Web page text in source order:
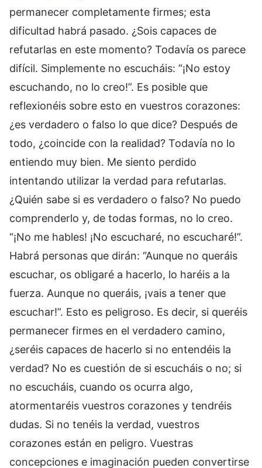
permanecer completamente firmes; esta
dificultad habrá pasado. ¿Sois capaces de
refutarlas en este momento? Todavía os parece
difícil. Simplemente no escucháis: “¡No estoy
escuchando, no lo creo!”. Es posible que
reflexionéis sobre esto en vuestros corazones:
¿es verdadero o falso lo que dice? Después de
todo, ¿coincide con la realidad? Todavía no lo
entiendo muy bien. Me siento perdido
intentando utilizar la verdad para refutarlas.
¿Quién sabe si es verdadero o falso? No puedo
comprenderlo y, de todas formas, no lo creo.
“¡No me hables! ¡No escucharé, no escucharé!”.
Habrá personas que dirán: “Aunque no queráis
escuchar, os obligaré a hacerlo, lo haréis a la
fuerza. Aunque no queráis, ¡vais a tener que
escuchar!”. Esto es peligroso. Es decir, si queréis
permanecer firmes en el verdadero camino,
¿seréis capaces de hacerlo si no entendéis la
verdad? No es cuestión de si escucháis o no; si
no escucháis, cuando os ocurra algo,
atormentaréis vuestros corazones y tendréis
dudas. Si no tenéis la verdad, vuestros
corazones están en peligro. Vuestras
concepciones e imaginación pueden convertirse